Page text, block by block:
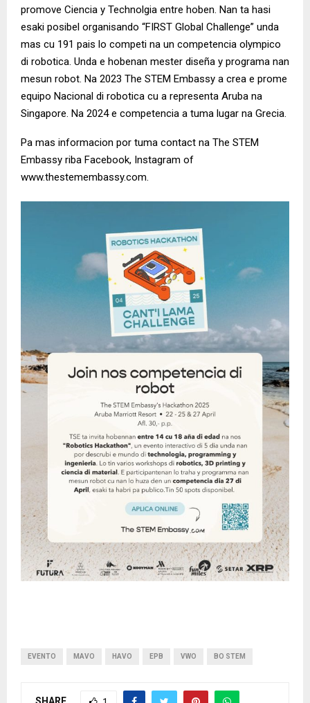
promove Ciencia y Technolgia entre hoben. Nan ta hasi
esaki posibel organisando “FIRST Global Challenge” unda
mas cu 191 pais lo competi na un competencia olympico
di robotica. Unda e hobenan mester diseña y programa nan
mesun robot. Na 2023 The STEM Embassy a crea e prome
equipo Nacional di robotica cu a representa Aruba na
Singapore. Na 2024 e competencia a tuma lugar na Grecia.
Pa mas informacion por tuma contact na The STEM
Embassy riba Facebook, Instagram of
www.thestemembassy.com.
EVENTO MAVO HAVO EPB VWO BO STEM